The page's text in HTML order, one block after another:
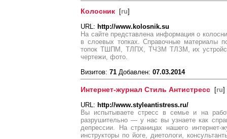
Колосник [ru]
URL: http://www.kolosnik.su
На сайте представлена информация о
в слоевых топках. Справочные материалы
топок ТШПМ, ТЛПХ, ТЧЗМ ТЛЗМ, их
чертежи, фото.
Визитов: 71 Добавлен: 07.03.2014
Интернет-журнал Стиль Антистресс [ru]
URL: http://www.styleantistress.ru/
Вы испытываете стресс в семье и на
разрушительно — у нас вы узнаете как
депрессии. На страницах нашего интернет-
инструкторы по йоге, диетологи,